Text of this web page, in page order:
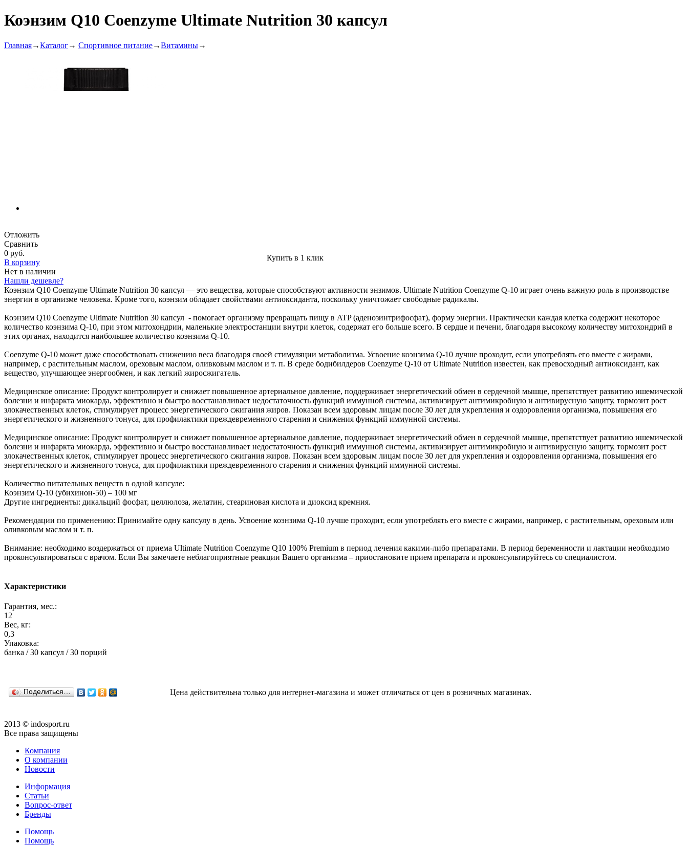
Коэнзим Q10 Coenzyme Ultimate Nutrition 30 капсул
Главная→Каталог→ Спортивное питание→Витамины→
Отложить
Сравнить
0 руб.
В корзину
Купить в 1 клик
Нет в наличии
Нашли дешевле?
Коэнзим Q10 Coenzyme Ultimate Nutrition 30 капсул — это вещества, которые способствуют активности энзимов. Ultimate Nutrition Coenzyme Q-10 играет очень важную роль в производстве
энергии в организме человека. Кроме того, коэнзим обладает свойствами антиоксиданта, поскольку уничтожает свободные радикалы.
Коэнзим Q10 Coenzyme Ultimate Nutrition 30 капсул - помогает организму превращать пищу в ATP (аденозинтрифосфат), форму энергии. Практически каждая клетка содержит некоторое
количество коэнзима Q-10, при этом митохондрии, маленькие электростанции внутри клеток, содержат его больше всего. В сердце и печени, благодаря высокому количеству митохондрий в
этих органах, находится наибольшее количество коэнзима Q-10.
Coenzyme Q-10 может даже способствовать снижению веса благодаря своей стимуляции метаболизма. Усвоение коэнзима Q-10 лучше проходит, если употреблять его вместе с жирами,
например, с растительным маслом, ореховым маслом, оливковым маслом и т. п. В среде бодибилдеров Coenzyme Q-10 от Ultimate Nutrition известен, как превосходный антиоксидант, как
вещество, улучшающее энергообмен, и как легкий жиросжигатель.
Медицинское описание: Продукт контролирует и снижает повышенное артериальное давление, поддерживает энергетический обмен в сердечной мышце, препятствует развитию ишемической
болезни и инфаркта миокарда, эффективно и быстро восстанавливает недостаточность функций иммунной системы, активизирует антимикробную и антивирусную защиту, тормозит рост
злокачественных клеток, стимулирует процесс энергетического сжигания жиров. Показан всем здоровым лицам после 30 лет для укрепления и оздоровления организма, повышения его
энергетического и жизненного тонуса, для профилактики преждевременного старения и снижения функций иммунной системы.
Медицинское описание: Продукт контролирует и снижает повышенное артериальное давление, поддерживает энергетический обмен в сердечной мышце, препятствует развитию ишемической
болезни и инфаркта миокарда, эффективно и быстро восстанавливает недостаточность функций иммунной системы, активизирует антимикробную и антивирусную защиту, тормозит рост
злокачественных клеток, стимулирует процесс энергетического сжигания жиров. Показан всем здоровым лицам после 30 лет для укрепления и оздоровления организма, повышения его
энергетического и жизненного тонуса, для профилактики преждевременного старения и снижения функций иммунной системы.
Количество питательных веществ в одной капсуле:
Коэнзим Q-10 (убихинон-50) – 100 мг
Другие ингредиенты: дикальций фосфат, целлюлоза, желатин, стеариновая кислота и диоксид кремния.
Рекомендации по применению: Принимайте одну капсулу в день. Усвоение коэнзима Q-10 лучше проходит, если употреблять его вместе с жирами, например, с растительным, ореховым или
оливковым маслом и т. п.
Внимание: необходимо воздержаться от приема Ultimate Nutrition Coenzyme Q10 100% Premium в период лечения какими-либо препаратами. В период беременности и лактации необходимо
проконсультироваться с врачом. Если Вы замечаете неблагоприятные реакции Вашего организма – приостановите прием препарата и проконсультируйтесь со специалистом.
Характеристики
Гарантия, мес.:
12
Вес, кг:
0,3
Упаковка:
банка / 30 капсул / 30 порций
Поделиться… Цена действительна только для интернет-магазина и может отличаться от цен в розничных магазинах.
2013 © indosport.ru
Все права защищены
Компания
О компании
Новости
Информация
Статьи
Вопрос-ответ
Бренды
Помощь
Помощь